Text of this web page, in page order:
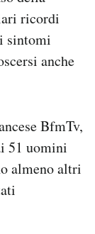
ricordi
sintomi
anche
BfmTv,
51 uomini
almeno altri